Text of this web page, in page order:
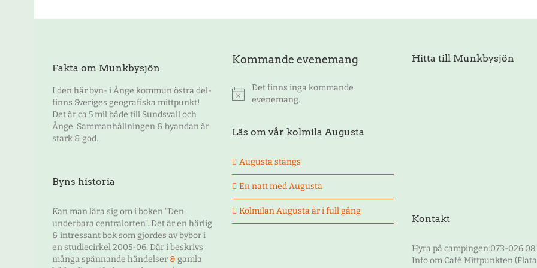
Fakta om Munkbysjön
I den här byn- i Ånge kommun östra del-
finns Sveriges geografiska mittpunkt!
Det är ca 5 mil både till Sundsvall och
Ånge. Sammanhållningen & byandan är
stark & god.
Byns historia
Kan man lära sig om i boken "Den
underbara centralorten". Det är en härlig
& intressant bok som gjordes av bybor i
en studiecirkel 2005-06. Där i beskrivs
många spännande händelser & gamla
Kommande evenemang
Notis
Det finns inga kommande
evenemang.
Läs om vår kolmila Augusta
Augusta stängs
En natt med Augusta
Kolmilan Augusta är i full gång
Hitta till Munkbysjön
Kontakt
Hyra på campingen:073-026 08
Info om Café Mittpunkten